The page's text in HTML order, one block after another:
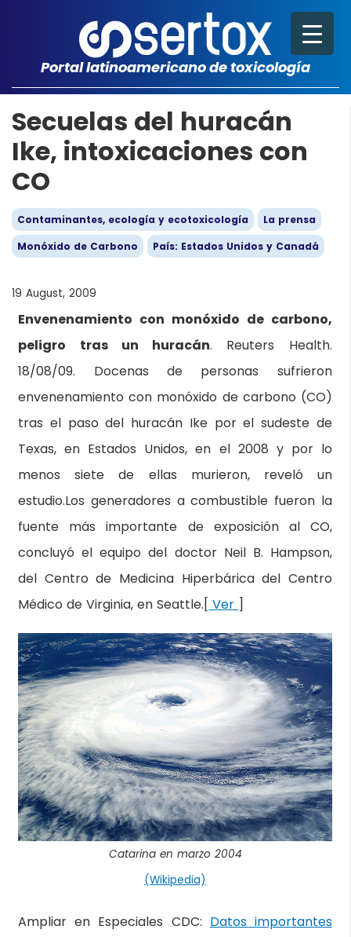
Portal latinoamericano de toxicología
Secuelas del huracán
Ike, intoxicaciones con
CO
Contaminantes, ecología y ecotoxicología
La prensa
Monóxido de Carbono
País: Estados Unidos y Canadá
19 August, 2009
Envenenamiento con monóxido de carbono,
peligro tras un huracán. Reuters Health.
18/08/09. Docenas de personas sufrieron
envenenamiento con monóxido de carbono (CO)
tras el paso del huracán Ike por el sudeste de
Texas, en Estados Unidos, en el 2008 y por lo
menos siete de ellas murieron, reveló un
estudio.Los generadores a combustible fueron la
fuente más importante de exposición al CO,
concluyó el equipo del doctor Neil B. Hampson,
del Centro de Medicina Hiperbárica del Centro
Médico de Virginia, en Seattle.[ Ver ]
Catarina en marzo 2004
(Wikipedia)
Ampliar en Especiales CDC: Datos importantes